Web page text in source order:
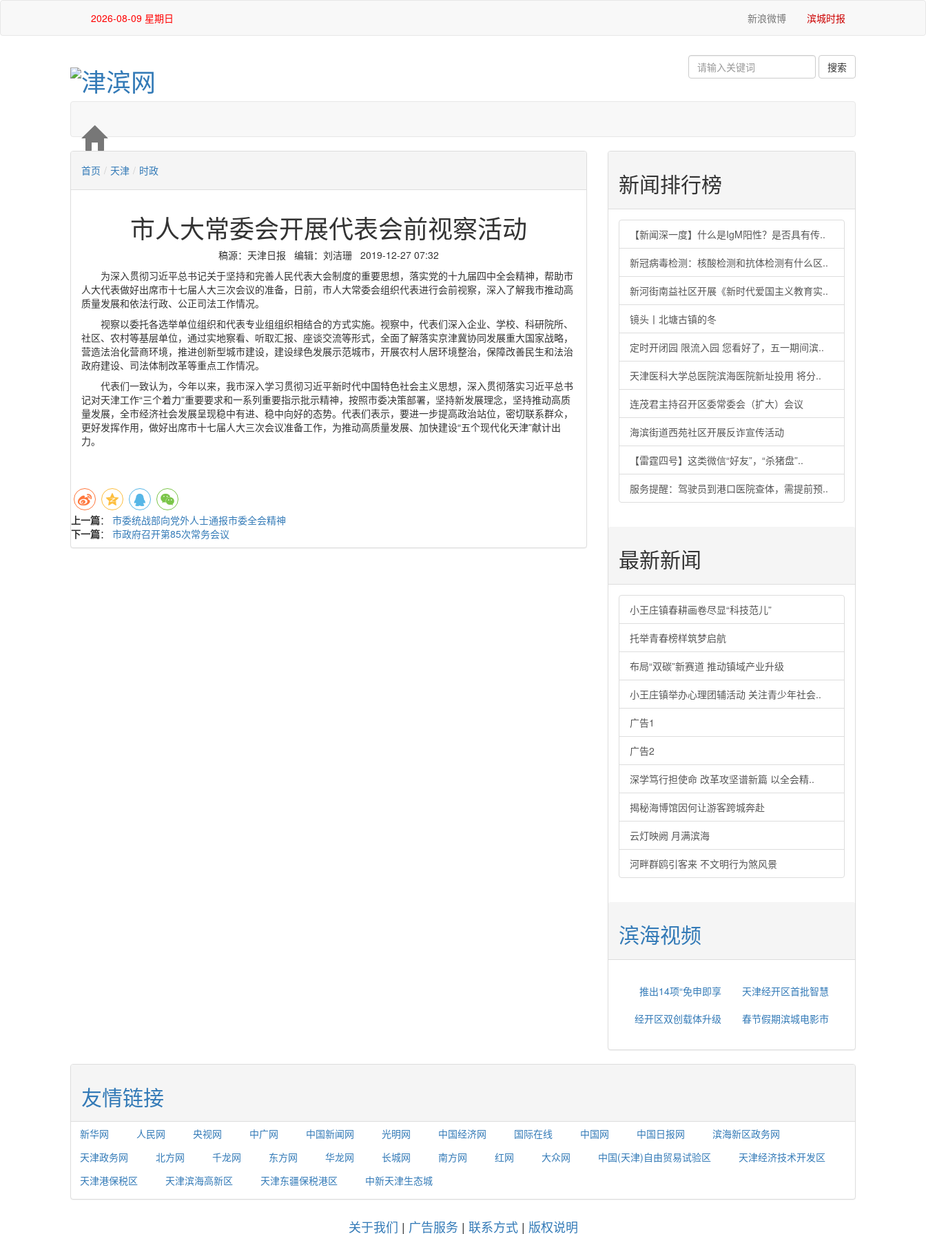
2026-08-09 星期日 新浪微博 滨城时报
首页 / 天津 / 时政
市人大常委会开展代表会前视察活动
稿源：天津日报 编辑：刘洁珊 2019-12-27 07:32
为深入贯彻习近平总书记关于坚持和完善人民代表大会制度的重要思想，落实党的十九届四中全会精神，帮助市
人大代表做好出席市十七届人大三次会议的准备，日前，市人大常委会组织代表进行会前视察，深入了解我市推动高
质量发展和依法行政、公正司法工作情况。
视察以委托各选举单位组织和代表专业组组织相结合的方式实施。视察中，代表们深入企业、学校、科研院所、
社区、农村等基层单位，通过实地察看、听取汇报、座谈交流等形式，全面了解落实京津冀协同发展重大国家战略，
营造法治化营商环境，推进创新型城市建设，建设绿色发展示范城市，开展农村人居环境整治，保障改善民生和法治
政府建设、司法体制改革等重点工作情况。
代表们一致认为，今年以来，我市深入学习贯彻习近平新时代中国特色社会主义思想，深入贯彻落实习近平总书
记对天津工作“三个着力”重要要求和一系列重要指示批示精神，按照市委决策部署，坚持新发展理念，坚持推动高质
量发展，全市经济社会发展呈现稳中有进、稳中向好的态势。代表们表示，要进一步提高政治站位，密切联系群众，
更好发挥作用，做好出席市十七届人大三次会议准备工作，为推动高质量发展、加快建设“五个现代化天津”献计出
力。
上一篇： 市委统战部向党外人士通报市委全会精神
下一篇： 市政府召开第85次常务会议
新闻排行榜
【新闻深一度】什么是IgM阳性？是否具有传..
新冠病毒检测：核酸检测和抗体检测有什么区..
新河街南益社区开展《新时代爱国主义教育实..
镜头丨北塘古镇的冬
定时开闭园 限流入园 您看好了，五一期间滨..
天津医科大学总医院滨海医院新址投用 将分..
连茂君主持召开区委常委会（扩大）会议
海滨街道西苑社区开展反诈宣传活动
【雷霆四号】这类微信“好友”，“杀猪盘”..
服务提醒：驾驶员到港口医院查体，需提前预..
最新新闻
小王庄镇春耕画卷尽显“科技范儿”
托举青春榜样筑梦启航
布局“双碳”新赛道 推动镇域产业升级
小王庄镇举办心理团辅活动 关注青少年社会..
广告1
广告2
深学笃行担使命 改革攻坚谱新篇 以全会精..
揭秘海博馆因何让游客跨城奔赴
云灯映阙 月满滨海
河畔群鸥引客来 不文明行为煞风景
滨海视频
推出14项“免申即享
天津经开区首批智慧
经开区双创载体升级
春节假期滨城电影市
友情链接
新华网 人民网 央视网 中广网 中国新闻网 光明网 中国经济网 国际在线 中国网 中国日报网
滨海新区政务网
天津政务网
北方网 千龙网 东方网 华龙网 长城网 南方网 红网 大众网 中国(天津)自由贸易试验区
天津经济技术开发区
天津港保税区
天津滨海高新区 天津东疆保税港区 中新天津生态城
关于我们 | 广告服务 | 联系方式| 版权说明